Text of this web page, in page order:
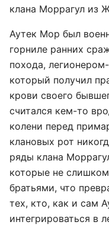
клана Моррагул из
Аутек Мор был
горниле ранних
похода,
который получил
крови своего
считался кем-то
колени перед
клановых рот
ряды клана
которые не
братьями, что
тех, кто, как и сам
интегрироваться в